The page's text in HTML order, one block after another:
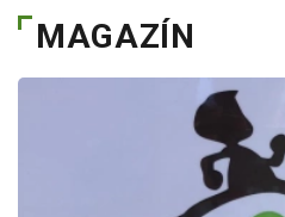
MAGAZÍN